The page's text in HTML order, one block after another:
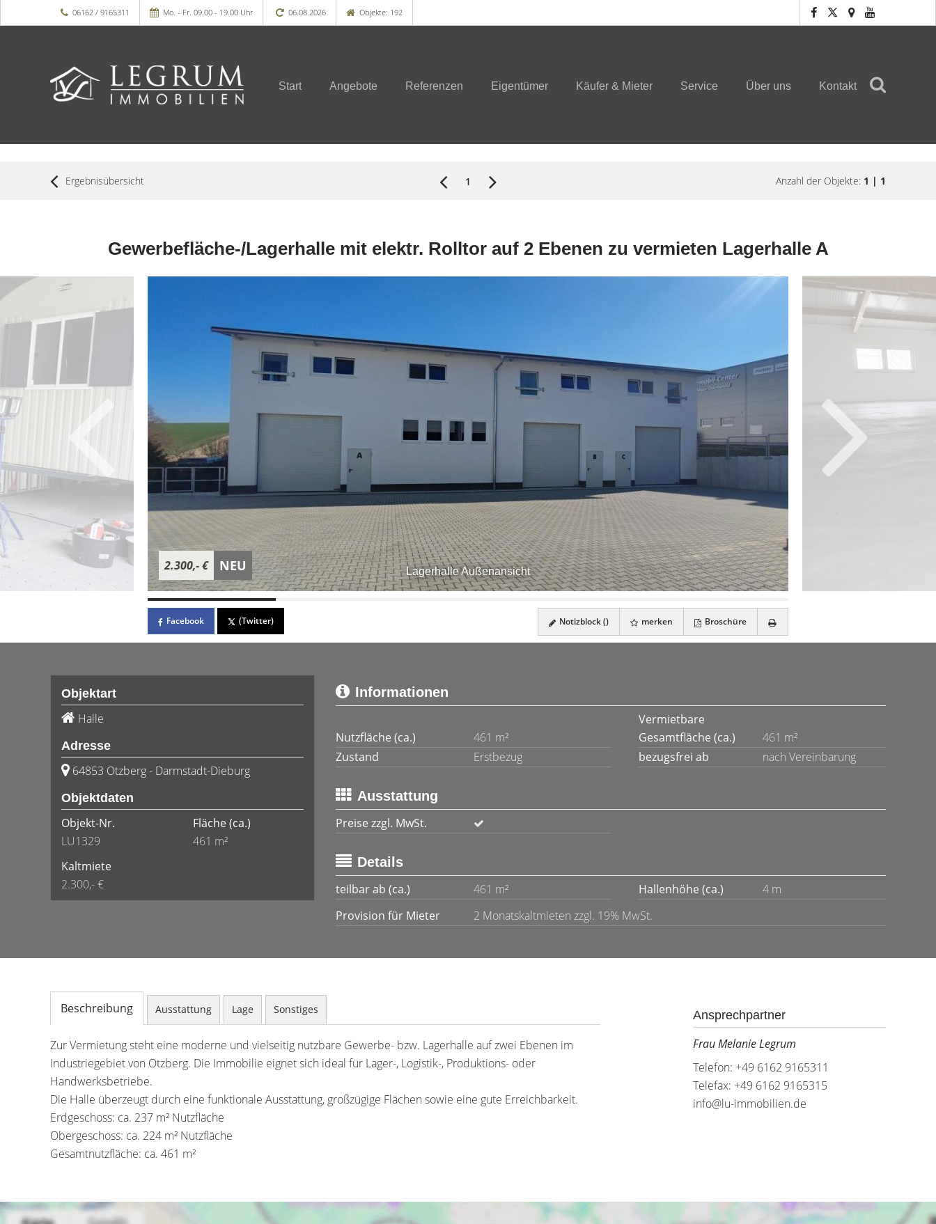
06162 / 9165311 Mo. - Fr. 09.00 - 19.00 Uhr 06.08.2026 Objekte: 192
Start Angebote Referenzen Eigentümer Käufer & Mieter Service Über uns Kontakt
Ergebnisübersicht 1 Anzahl der Objekte: 1 | 1
Gewerbefläche-/Lagerhalle mit elektr. Rolltor auf 2 Ebenen zu vermieten Lagerhalle A
Lagerhalle Außenansicht
2.300,- € NEU
Facebook (Twitter) Notizblock () merken Broschüre
Objektart
Halle
Adresse
64853 Otzberg - Darmstadt-Dieburg
Objektdaten
Objekt-Nr.
LU1329
Fläche(ca.)
461 m²
Kaltmiete
2.300,- €
Informationen
Nutzfläche (ca.) 461 m²
Vermietbare
Gesamtfläche (ca.)
461 m²
Zustand
Erstbezug bezugsfrei ab nach Vereinbarung
Ausstattung
Preise zzgl. MwSt.
Details
teilbar ab (ca.)
461 m² Hallenhöhe (ca.)
4 m
Provision für Mieter
2 Monatskaltmieten zzgl. 19% MwSt.
Beschreibung Ausstattung Lage Sonstiges
Zur Vermietung steht eine moderne und vielseitig nutzbare Gewerbe- bzw. Lagerhalle auf zwei Ebenen im
Industriegebiet von Otzberg. Die Immobilie eignet sich ideal für Lager-, Logistik-, Produktions- oder
Handwerksbetriebe.
Die Halle überzeugt durch eine funktionale Ausstattung, großzügige Flächen sowie eine gute Erreichbarkeit.
Erdgeschoss: ca. 237 m² Nutzfläche
Obergeschoss: ca. 224 m² Nutzfläche
Gesamtnutzfläche: ca. 461 m²
Ansprechpartner
Frau Melanie Legrum
Telefon: +49 6162 9165311
Telefax: +49 6162 9165315
info@lu-immobilien.de